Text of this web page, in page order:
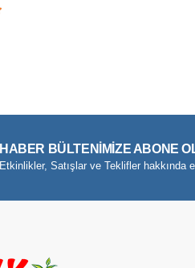
HABER BÜLTENİMİZE ABONE
Etkinlikler, Satışlar ve Teklifler hakkında